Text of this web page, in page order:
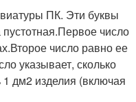
ПК. Эти буквы
число
число равно ее
указывает, сколько
дм2 изделия (включая